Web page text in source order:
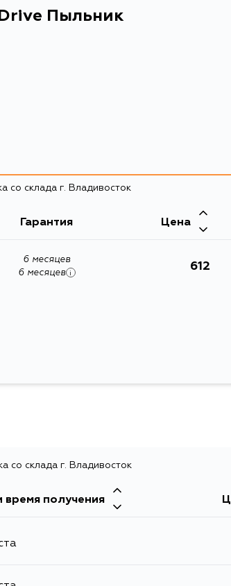
Пыльник
NLP51, NCP19, NCP13R, NCP20, NCP21, NNP10,
NCP58G, NCP10, NCZ20, NCP70, NLP10R,
со склада г. Владивосток
Гарантия Цена
6 месяцев
6 месяцев
i
612
со склада г. Владивосток
время получения